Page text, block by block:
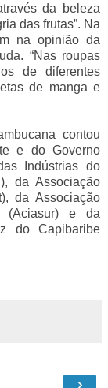
da beleza
das frutas”. Na
na opinião da
“Nas roupas
de diferentes
de manga e
contou
e do Governo
Indústrias do
da Associação
da Associação
(Aciasur) e da
do Capibaribe
›